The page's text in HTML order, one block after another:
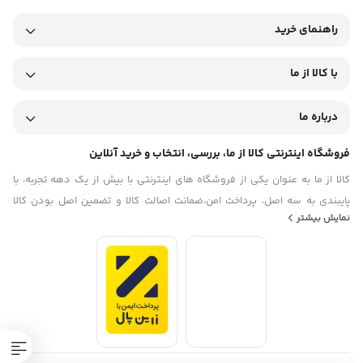
جنس بدنه ی پلاستیک ABS :
راهنمای خرید
با کالا از ما
درباره ما
فروشگاه اینترنتی کالا از ما، بررسی، انتخاب و خرید آنلاین
کالا از ما به عنوان یکی از فروشگاه های اینترنتی با بیش از یک دهه تجربه، با
پایبندی به سه اصل، پرداخت امن،ضمانت اصالت کالا و تضمین اصل‌ بودن کالا
موفق شده تا همگام با فروشگاه‌های معتبر جهان، به بزرگ‌ترین فروشگاه
اینترنتی ایران تبدیل شود. به محض ورود به سایت کالا از ما با دنیایی از کالا رو به
رو می‌شوید! هر آنچه که نیاز دارید و به ذهن شما خطور می‌کند در اینجا پیدا
نمایش بیشتر